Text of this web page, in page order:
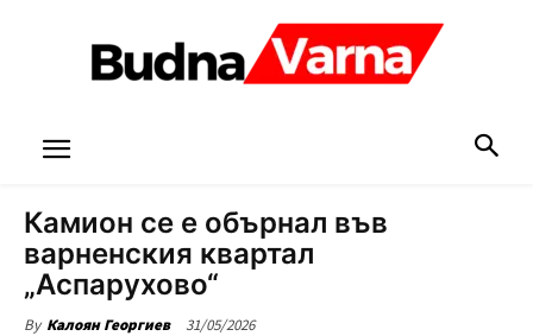
Камион се е обърнал във
варненския квартал
„Аспарухово“
By Калоян Георгиев 31/05/2026